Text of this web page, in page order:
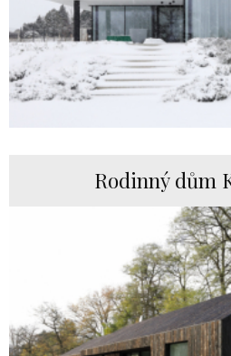
Rodinný dům